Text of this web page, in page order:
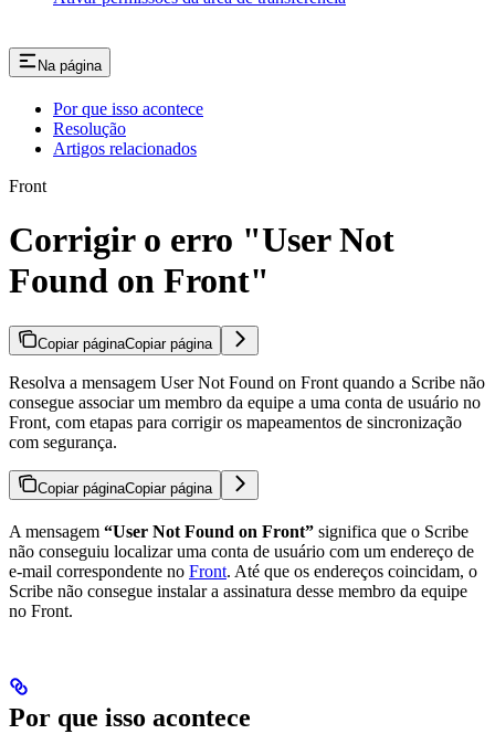
Na página
Por que isso acontece
Resolução
Artigos relacionados
Front
Corrigir o erro "User Not
Found on Front"
Copiar páginaCopiar página
Resolva a mensagem User Not Found on Front quando a Scribe não
consegue associar um membro da equipe a uma conta de usuário no
Front, com etapas para corrigir os mapeamentos de sincronização
com segurança.
Copiar páginaCopiar página
A mensagem “User Not Found on Front” significa que o Scribe
não conseguiu localizar uma conta de usuário com um endereço de
e-mail correspondente no Front. Até que os endereços coincidam, o
Scribe não consegue instalar a assinatura desse membro da equipe
no Front.
Por que isso acontece